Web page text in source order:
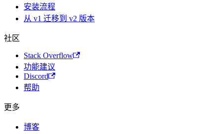
安装流程
从 v1 迁移到 v2 版本
社区
Stack Overflow
功能建议
Discord
帮助
更多
博客